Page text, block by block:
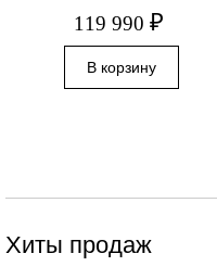
119 990₽
Хиты продаж